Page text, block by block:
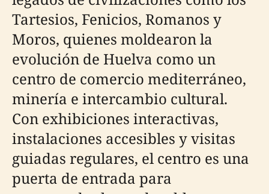
Tartesios, Fenicios, Romanos y
Moros, quienes moldearon la
evolución de Huelva como un
centro de comercio mediterráneo,
minería e intercambio cultural.
Con exhibiciones interactivas,
instalaciones accesibles y visitas
guiadas regulares, el centro es una
puerta de entrada para